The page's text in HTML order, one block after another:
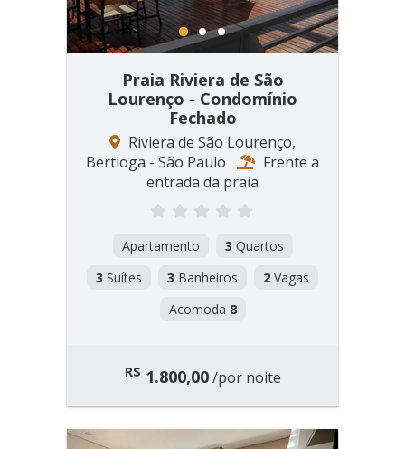
1 2 3
Praia Riviera de São
Lourenço - Condomínio
Fechado
Riviera de São Lourenço,
Bertioga - São Paulo
Frente a
entrada da praia
Apartamento 3 Quartos
3 Suítes 3 Banheiros 2 Vagas
Acomoda 8
R$ 1.800,00/por noite